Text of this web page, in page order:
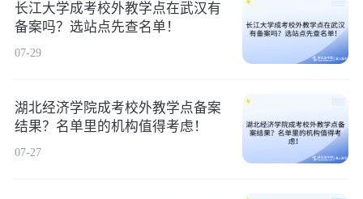
长江大学成考校外教学点在武汉有
备案吗？选站点先查名单！
07-29
湖北经济学院成考校外教学点备案
结果？名单里的机构值得考虑！
07-27